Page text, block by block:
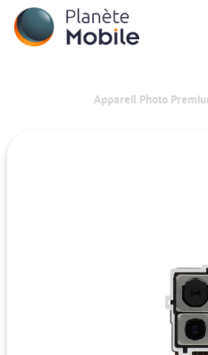
Appareil Photo